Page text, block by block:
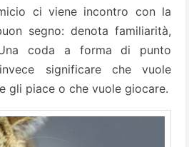
ci viene incontro con la
segno: denota familiarità,
coda a forma di punto
significare che vuole
gli piace o che vuole giocare.